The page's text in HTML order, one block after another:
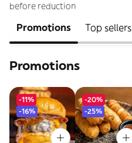
before reduction
Promotions Top sellers
Promotions
-11%
-16%
-20%
-25%